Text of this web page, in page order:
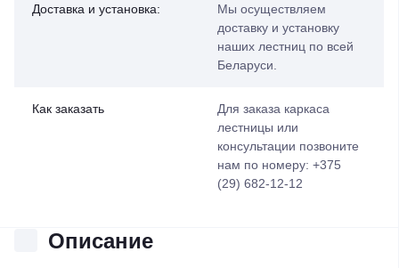
Доставка и установка:
Мы осуществляем
доставку и установку
наших лестниц по всей
Беларуси.
Как заказать
Для заказа каркаса
лестницы или
консультации позвоните
нам по номеру: +375
(29) 682-12-12
Описание